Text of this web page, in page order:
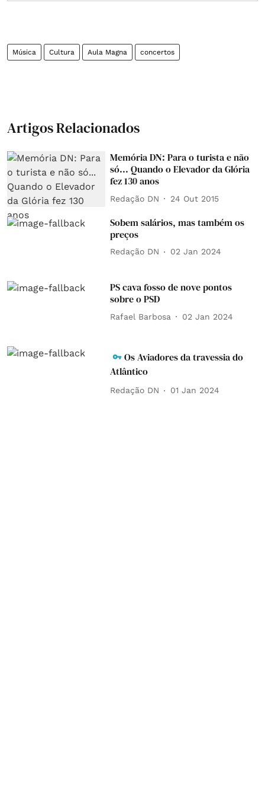
Música Cultura Aula Magna concertos
Artigos Relacionados
Memória DN: Para o turista e não
só... Quando o Elevador da Glória
fez 130 anos
Redação DN 24 Out 2015
Sobem salários, mas também os
preços
Redação DN 02 Jan 2024
PS cava fosso de nove pontos
sobre o PSD
Rafael Barbosa 02 Jan 2024
Os Aviadores da travessia do
Atlântico
Redação DN 01 Jan 2024